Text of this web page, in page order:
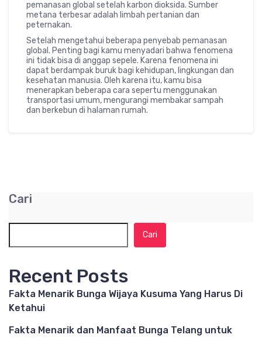
pemanasan global setelah karbon dioksida. Sumber
metana terbesar adalah limbah pertanian dan
peternakan.
Setelah mengetahui beberapa penyebab pemanasan
global. Penting bagi kamu menyadari bahwa fenomena
ini tidak bisa di anggap sepele. Karena fenomena ini
dapat berdampak buruk bagi kehidupan, lingkungan dan
kesehatan manusia. Oleh karena itu, kamu bisa
menerapkan beberapa cara sepertu menggunakan
transportasi umum, mengurangi membakar sampah
dan berkebun di halaman rumah.
Cari
Cari
Recent Posts
Fakta Menarik Bunga Wijaya Kusuma Yang Harus Di
Ketahui
Fakta Menarik dan Manfaat Bunga Telang untuk